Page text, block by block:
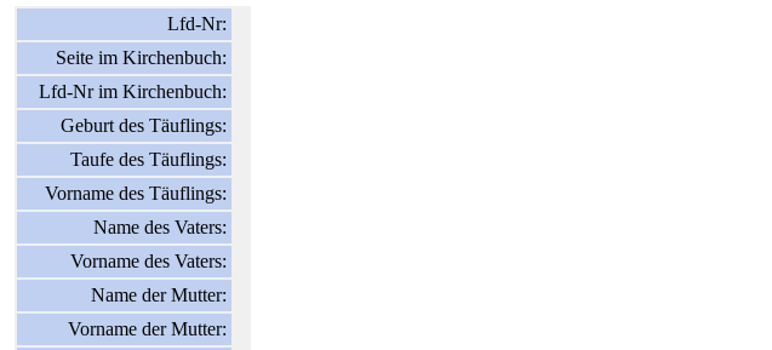
Lfd-Nr:
Seite im Kirchenbuch:
Lfd-Nr im Kirchenbuch:
Geburt des Täuflings:
Taufe des Täuflings:
Vorname des Täuflings:
Name des Vaters:
Vorname des Vaters:
Name der Mutter:
Vorname der Mutter: